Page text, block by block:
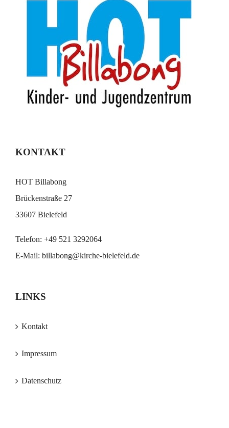
KONTAKT
HOT Billabong
Brückenstraße 27
33607 Bielefeld
Telefon: +49 521 3292064
E-Mail: billabong@kirche-bielefeld.de
LINKS
Kontakt
Impressum
Datenschutz